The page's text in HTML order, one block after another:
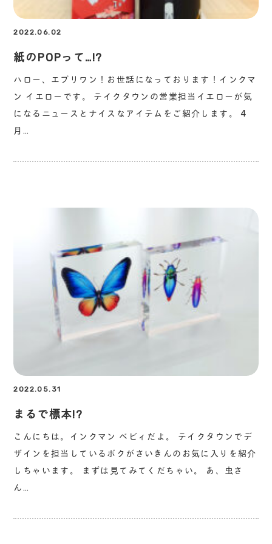
2022.06.02
紙のPOPって…!?
ハロー、エブリワン！お世話になっております！インクマ
ン イエローです。 テイクタウンの営業担当イエローが気
になるニュースとナイスなアイテムをご紹介します。 4
月…
2022.05.31
まるで標本!?
こんにちは。インクマン ベビィだよ。 テイクタウンでデ
ザインを担当しているボクがさいきんのお気に入りを紹介
しちゃいます。 まずは見てみてくだちゃい。 あ、虫さ
ん…